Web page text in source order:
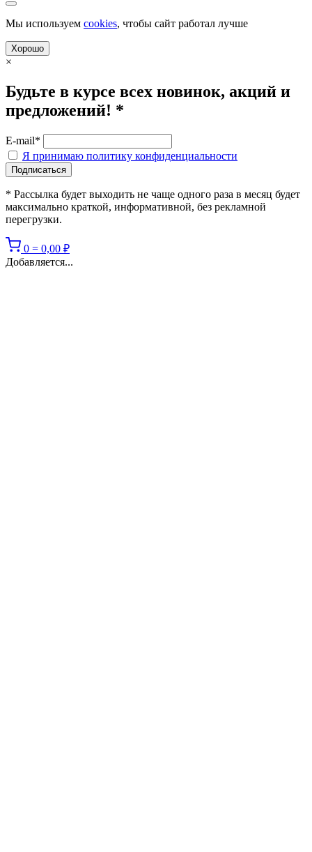
Мы используем cookies, чтобы сайт работал лучше
Хорошо
×
Будьте в курсе всех новинок, акций и
предложений! *
E-mail*
Я принимаю политику конфиденциальности
* Рассылка будет выходить не чаще одного раза в месяц будет
максимально краткой, информативной, без рекламной
перегрузки.
0 = 0,00 ₽
Добавляется...